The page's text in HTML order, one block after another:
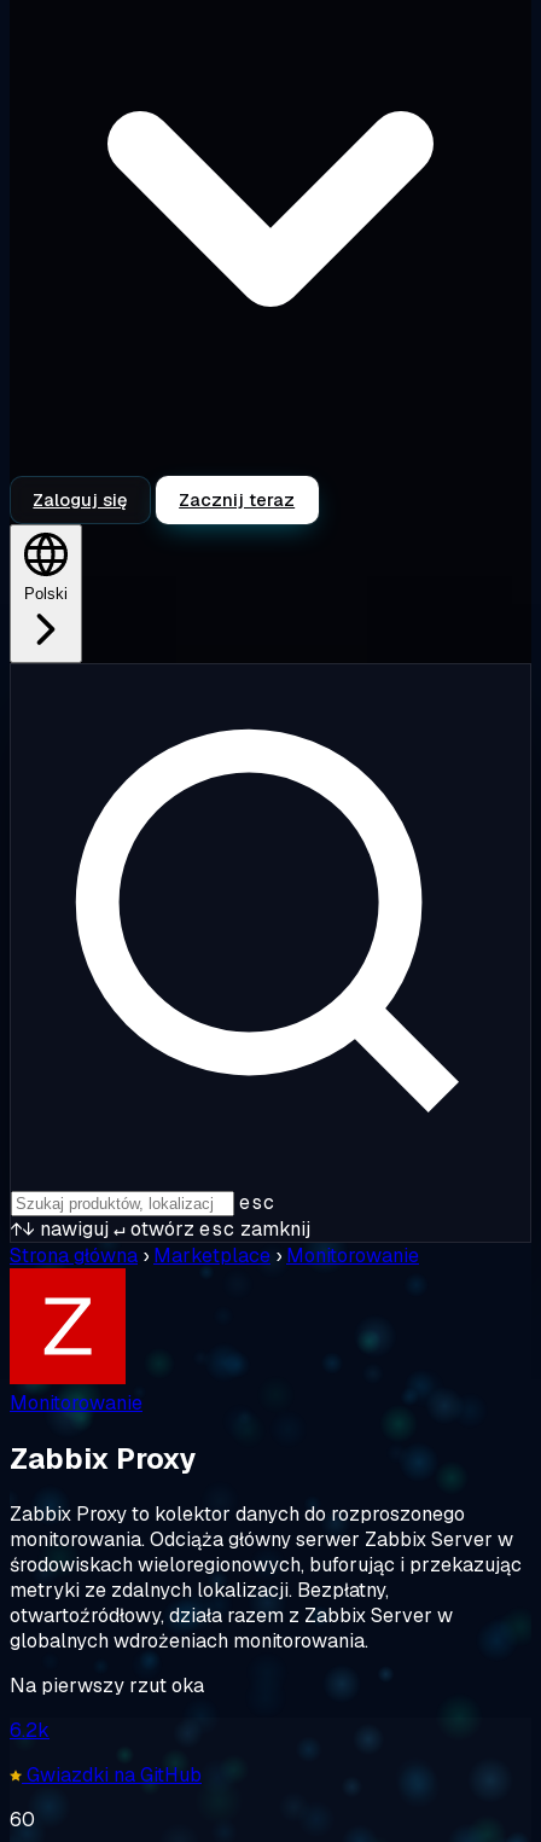
Zaloguj się Zacznij teraz
Polski
esc
↑↓ nawiguj↵otwórz esc zamknij
Strona główna › Marketplace › Monitorowanie
Monitorowanie
Zabbix Proxy
Zabbix Proxy to kolektor danych do rozproszonego
monitorowania. Odciąża główny serwer Zabbix Server w
środowiskach wieloregionowych, buforując i przekazując
metryki ze zdalnych lokalizacji. Bezpłatny,
otwartoźródłowy, działa razem z Zabbix Server w
globalnych wdrożeniach monitorowania.
Na pierwszy rzut oka
6.2k
Gwiazdki na GitHub
60